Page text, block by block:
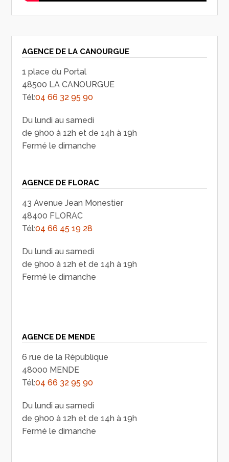
AGENCE DE LA CANOURGUE
1 place du Portal
48500 LA CANOURGUE
Tél:04 66 32 95 90
Du lundi au samedi
de 9h00 à 12h et de 14h à 19h
Fermé le dimanche
AGENCE DE FLORAC
43 Avenue Jean Monestier
48400 FLORAC
Tél:04 66 45 19 28
Du lundi au samedi
de 9h00 à 12h et de 14h à 19h
Fermé le dimanche
AGENCE DE MENDE
6 rue de la République
48000 MENDE
Tél:04 66 32 95 90
Du lundi au samedi
de 9h00 à 12h et de 14h à 19h
Fermé le dimanche